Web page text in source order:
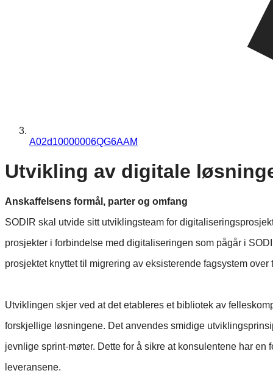
A02d10000006QG6AAM
Utvikling av digitale
Anskaffelsens formål, parter og omfang
SODIR skal utvide sitt utviklingsteam for
prosjekter i forbindelse med digitaliseringen som pågår i
prosjektet knyttet til migrering av eksisterende fagsystem over
Utviklingen skjer ved at det etableres et bibliotek av
forskjellige løsningene. Det anvendes smidige
jevnlige sprint-møter. Dette for å sikre at konsulentene har en
leveransene.